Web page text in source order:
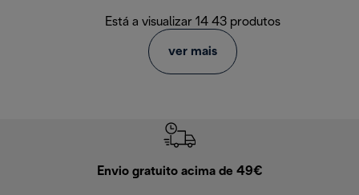
Está a visualizar 14 43 produtos
ver mais
Envio gratuito acima de 49€